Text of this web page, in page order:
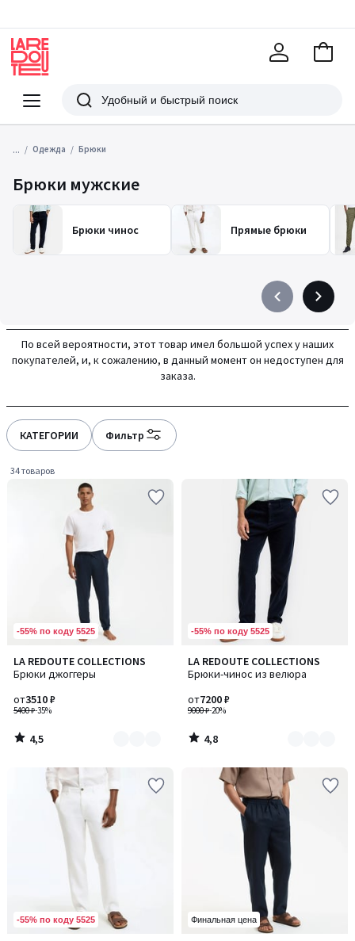
Меню
Redoute
Поиск
В
... Одежда Брюки
Брюки мужские
Брюки чинос Прямые брюки
Précédent
à
gauche
Suivant
à
droite
По всей вероятности, этот товар имел большой успех у наших
покупателей, и, к сожалению, в данный момент он недоступен для
заказа.
КАТЕГОРИИ Фильтр
34 товаров
-55% по коду 5525
LA REDOUTE COLLECTIONS
Брюки джоггеры
5400 ₽-35%
от3510 ₽
4,5
/ 5
Количество
цветов:
4,5
/
-55% по коду 5525
LA REDOUTE COLLECTIONS
Брюки-чинос из велюра
9000 ₽-20%
от7200 ₽
4,8
/ 5
Количество
цветов:
4,8
/
-55% по коду 5525 Финальная цена